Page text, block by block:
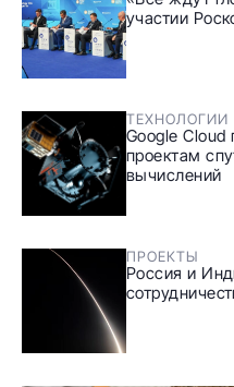
участии
ТЕХНОЛОГИИ
Google Cloud
проектам
вычислений
ПРОЕКТЫ
Россия и